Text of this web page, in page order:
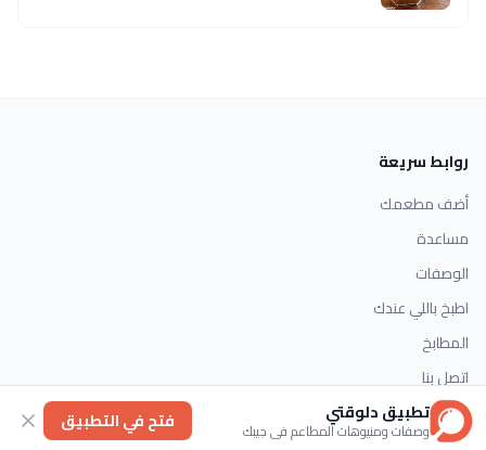
روابط سريعة
أضف مطعمك
مساعدة
الوصفات
اطبخ باللي عندك
المطابخ
اتصل بنا
التصنيفات
تطبيق دلوقتي
وصفات ومنيوهات المطاعم في جيبك فتح في التطبيق